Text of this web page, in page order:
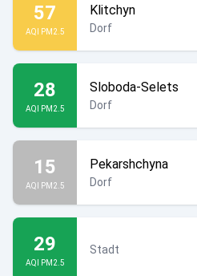
57
AQI PM2.5
Klitchyn
Dorf
28
AQI PM2.5
Sloboda-Selets
Dorf
15
AQI PM2.5
Pekarshchyna
Dorf
29
AQI PM2.5
Stadt